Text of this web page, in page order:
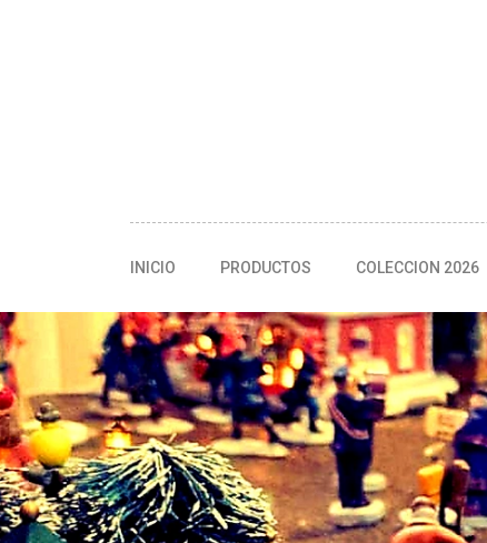
INICIO PRODUCTOS COLECCION 2026